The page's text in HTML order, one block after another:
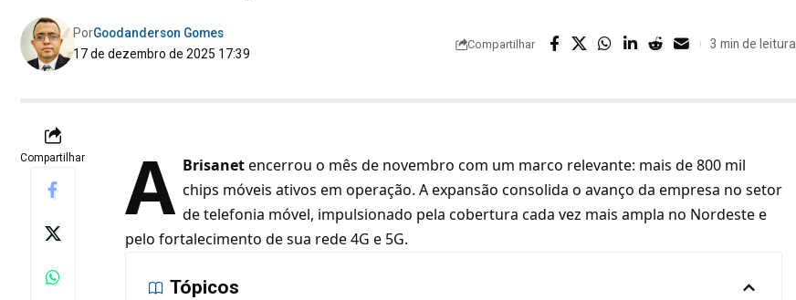
17 de dezembro de 2025 17:39
PorGoodanderson Gomes
Compartilhar 3 min de leitura
Compartilhar A Brisanetencerrou o mês de novembro com um marco relevante: mais de 800 mil
chips móveis ativos em operação. A expansão consolida o avanço da empresa no setor
de telefonia móvel, impulsionado pela cobertura cada vez mais ampla no Nordeste e
pelo fortalecimento de sua rede 4G e 5G.
Tópicos